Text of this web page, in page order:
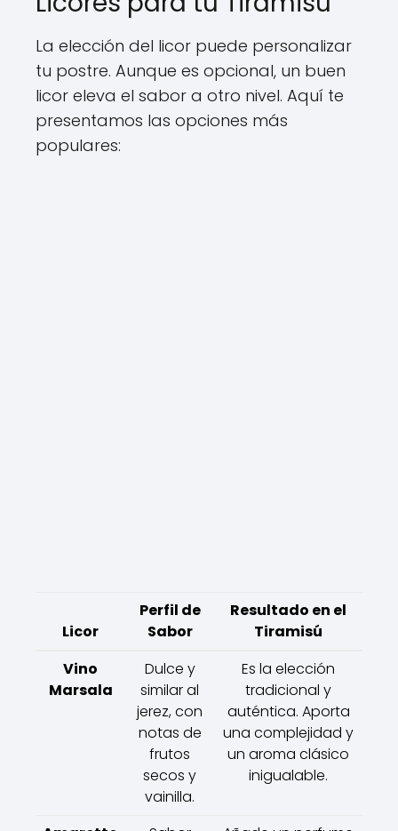
La elección del licor puede personalizar
tu postre. Aunque es opcional, un buen
licor eleva el sabor a otro nivel. Aquí te
presentamos las opciones más
populares:
Licor
Perfil de
Sabor
Resultado en el
Tiramisú
Vino
Marsala
Dulce y
similar al
jerez, con
notas de
frutos
secos y
vainilla.
Es la elección
tradicional y
auténtica. Aporta
una complejidad y
un aroma clásico
inigualable.